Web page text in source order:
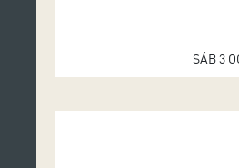
SÁB 3